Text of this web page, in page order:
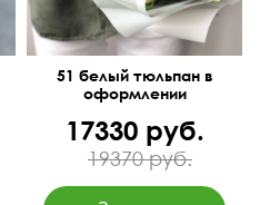
51 белый тюльпан в
оформлении
17330 руб.
19370 руб.